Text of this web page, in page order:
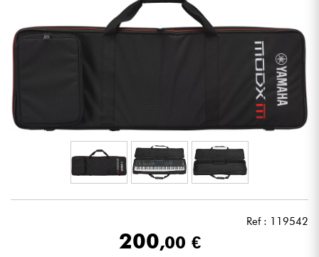
Synths & samplers
Ref : 119542
200,00 €